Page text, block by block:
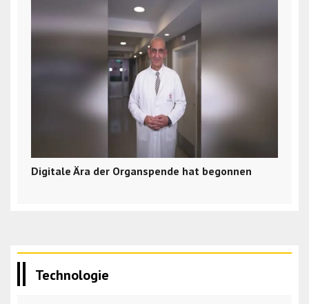
Digitale Ära der Organspende hat begonnen
Technologie